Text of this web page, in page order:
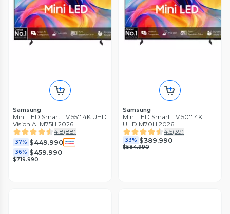
Samsung
Mini LED Smart TV 55'' 4K UHD
Vision AI M75H 2026
4.8(88)
37% $449.990
36% $459.990
$719.990
Samsung
Mini LED Smart TV 50'' 4K
UHD M70H 2026
4.5(39)
33% $389.990
$584.990